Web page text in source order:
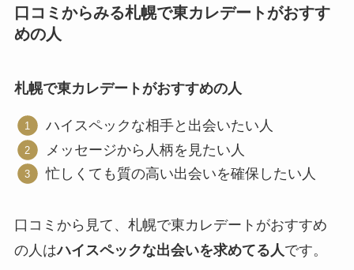
口コミからみる札幌で東カレデートがおすす
めの人
札幌で東カレデートがおすすめの人
ハイスペックな相手と出会いたい人
メッセージから人柄を見たい人
忙しくても質の高い出会いを確保したい人
口コミから見て、札幌で東カレデートがおすすめ
の人はハイスペックな出会いを求めてる人 です。